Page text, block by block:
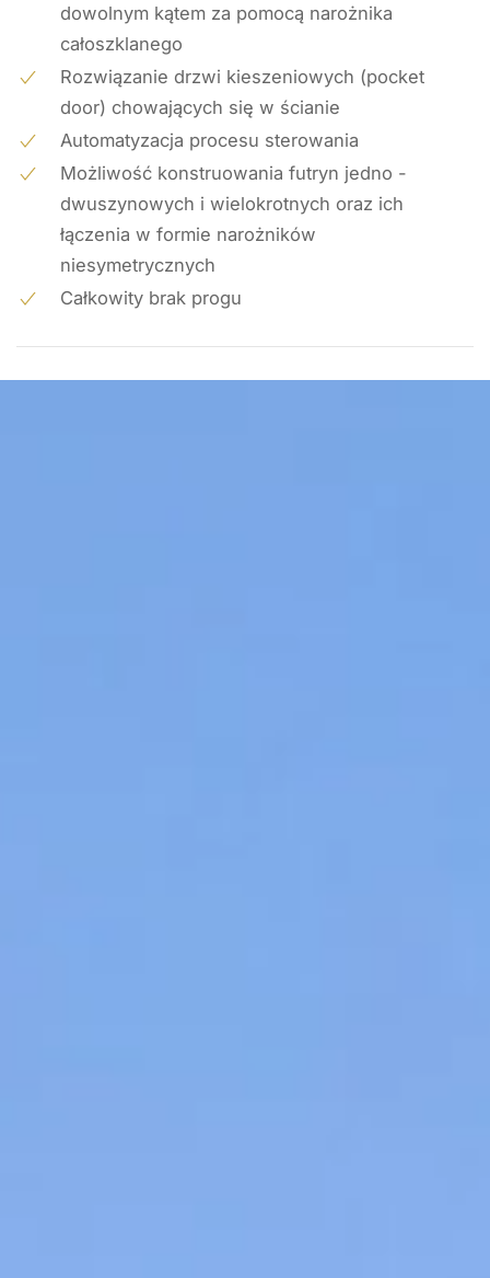
dowolnym kątem za pomocą narożnika
całoszklanego
Rozwiązanie drzwi kieszeniowych (pocket
door) chowających się w ścianie
Automatyzacja procesu sterowania
Możliwość konstruowania futryn jedno -
dwuszynowych i wielokrotnych oraz ich
łączenia w formie narożników
niesymetrycznych
Całkowity brak progu